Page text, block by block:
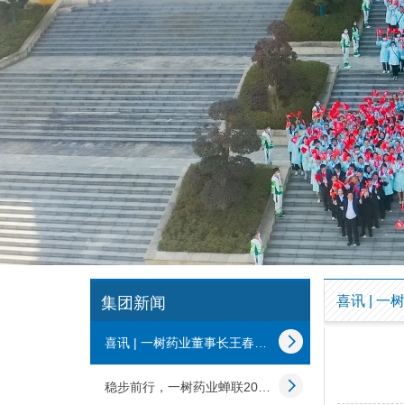
集团新闻
喜讯 | 一树药业董事长王春雷荣获“2025药品零售行业觉醒者”称号
稳步前行，一树药业蝉联2025中国药品零售综合竞争力百强榜!